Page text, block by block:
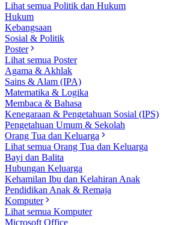
Lihat semua Politik dan Hukum
Hukum
Kebangsaan
Sosial & Politik
Poster
Lihat semua Poster
Agama & Akhlak
Sains & Alam (IPA)
Matematika & Logika
Membaca & Bahasa
Kenegaraan & Pengetahuan Sosial (IPS)
Pengetahuan Umum & Sekolah
Orang Tua dan Keluarga
Lihat semua Orang Tua dan Keluarga
Bayi dan Balita
Hubungan Keluarga
Kehamilan Ibu dan Kelahiran Anak
Pendidikan Anak & Remaja
Komputer
Lihat semua Komputer
Microsoft Office